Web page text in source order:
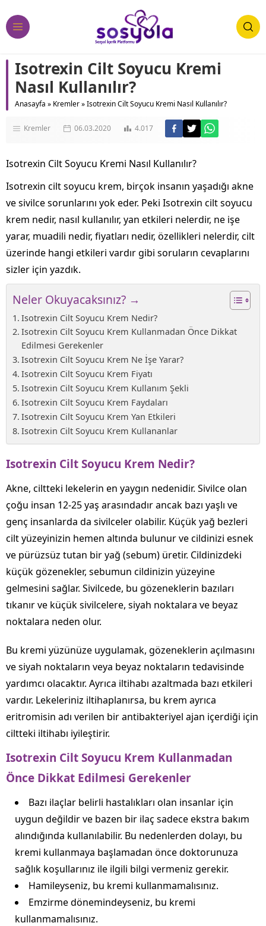
Isotrexin Cilt Soyucu Kremi
Nasıl Kullanılır?
Anasayfa » Kremler»Isotrexin Cilt Soyucu Kremi Nasıl Kullanılır?
Kremler 06.03.2020 4.017
Isotrexin Cilt Soyucu Kremi Nasıl Kullanılır?
Isotrexin cilt soyucu krem, birçok insanın yaşadığı akne
ve sivilce sorunlarını yok eder. Peki Isotrexin cilt soyucu
krem nedir, nasıl kullanılır, yan etkileri nelerdir, ne işe
yarar, muadili nedir, fiyatları nedir, özellikleri nelerdir, cilt
üzerinde hangi etkileri vardır gibi soruların cevaplarını
sizler için yazdık.
Neler Okuyacaksınız? →
Isotrexin Cilt Soyucu Krem Nedir?
Isotrexin Cilt Soyucu Krem Kullanmadan Önce Dikkat
Edilmesi Gerekenler
Isotrexin Cilt Soyucu Krem Ne İşe Yarar?
Isotrexin Cilt Soyucu Krem Fiyatı
Isotrexin Cilt Soyucu Krem Kullanım Şekli
Isotrexin Cilt Soyucu Krem Faydaları
Isotrexin Cilt Soyucu Krem Yan Etkileri
Isotrexin Cilt Soyucu Krem Kullananlar
Isotrexin Cilt Soyucu Krem Nedir?
Akne, ciltteki lekelerin en yaygın nedenidir. Sivilce olan
çoğu insan 12-25 yaş arasındadır ancak bazı yaşlı ve
genç insanlarda da sivilceler olabilir. Küçük yağ bezleri
cilt yüzeyinizin hemen altında bulunur ve cildinizi esnek
ve pürüzsüz tutan bir yağ (sebum) üretir. Cildinizdeki
küçük gözenekler, sebumun cildinizin yüzeyine
gelmesini sağlar. Sivilcede, bu gözeneklerin bazıları
tıkanır ve küçük sivilcelere, siyah noktalara ve beyaz
noktalara neden olur.
Bu kremi yüzünüze uygulamak, gözeneklerin açılmasını
ve siyah noktaların veya beyaz noktaların tedavisinde
yardımcı olacaktır. Ayrıca iltihabı azaltmada bazı etkileri
vardır. Lekeleriniz iltihaplanırsa, bu krem ayrıca
eritromisin adı verilen bir antibakteriyel ajan içerdiği için
ciltteki iltihabı iyileştirir.
Isotrexin Cilt Soyucu Krem Kullanmadan
Önce Dikkat Edilmesi Gerekenler
Bazı ilaçlar belirli hastalıkları olan insanlar için
uygun değildir ve bazen bir ilaç sadece ekstra bakım
alındığında kullanılabilir. Bu nedenlerden dolayı, bu
kremi kullanmaya başlamadan önce doktorunuza
sağlık koşullarınız ile ilgili bilgi vermeniz gerekir.
Hamileyseniz, bu kremi kullanmamalısınız.
Emzirme dönemindeyseniz, bu kremi
kullanmamalısınız.